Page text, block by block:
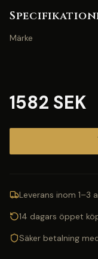
Märke
1582 SEK
Leverans inom 1–3
14 dagars öppet
Säker betalning